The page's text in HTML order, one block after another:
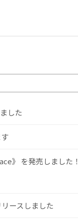
した
》 を発売しました！
ースしました